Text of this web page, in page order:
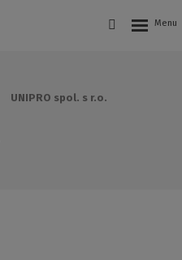
UNIPRO spol. s r.o.